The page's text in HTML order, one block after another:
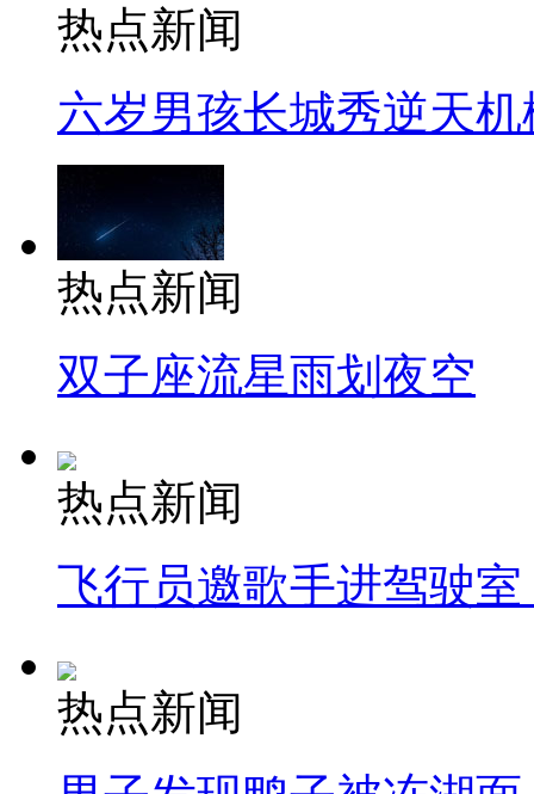
热点新闻
六岁男孩长城秀逆天机
热点新闻
双子座流星雨划夜空
热点新闻
飞行员邀歌手进驾驶
热点新闻